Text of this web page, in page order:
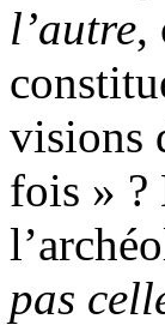
l’autre,
visions
fois » ?
pas